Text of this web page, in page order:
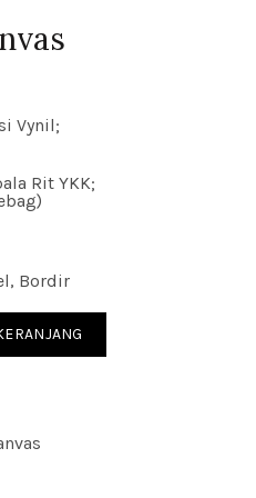
Vynil;
Rit YKK;
Bordir